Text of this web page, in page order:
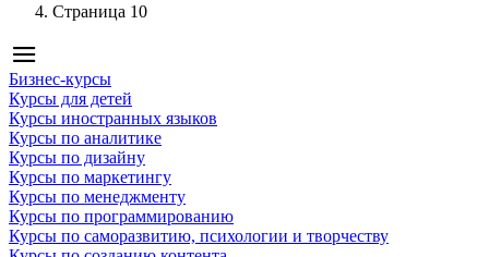
Страница 10
Бизнес-курсы
Курсы для детей
Курсы иностранных языков
Курсы по аналитике
Курсы по дизайну
Курсы по маркетингу
Курсы по менеджменту
Курсы по программированию
Курсы по саморазвитию, психологии и творчеству